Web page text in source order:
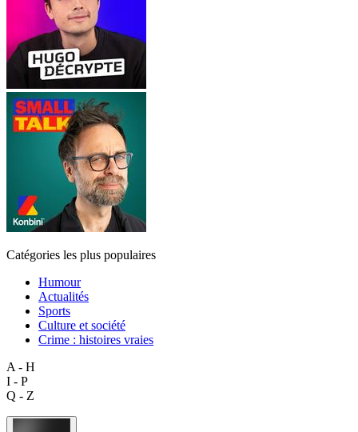
Catégories les plus populaires
Humour
Actualités
Sports
Culture et société
Crime : histoires vraies
A - H
I - P
Q - Z